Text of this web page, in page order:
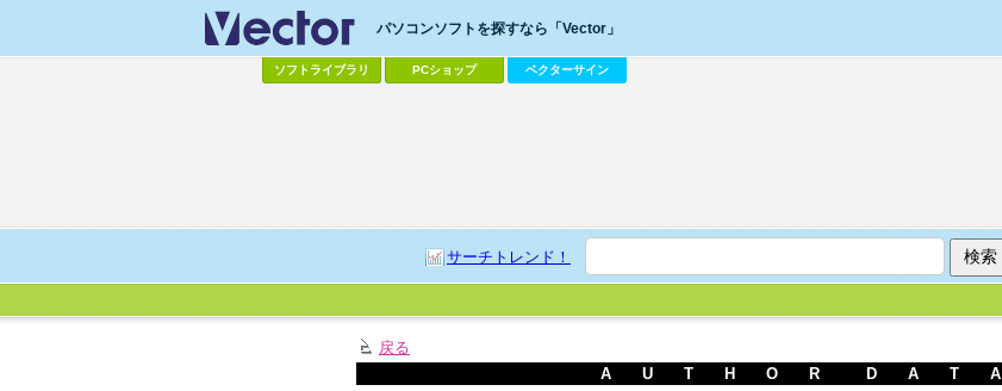
パソコンソフトを探すなら「Vector」
ソフトライブラリ PCショップ ベクターサイン
サーチトレンド！
戻る
A U T H O R D A T A